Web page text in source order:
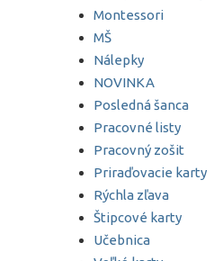
Montessori
MŠ
Nálepky
NOVINKA
Posledná šanca
Pracovné listy
Pracovný zošit
Priraďovacie karty
Rýchla zľava
Štipcové karty
Učebnica